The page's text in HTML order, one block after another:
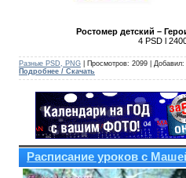
Ростомер детский –
4 PSD l
Разные PSD, PNG | Просмотров: 2099 | Добавил:
Подробнее / Скачать
Расписание уроков с